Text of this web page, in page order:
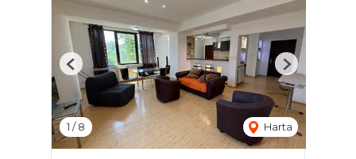
1 /8 Harta
Previous Next